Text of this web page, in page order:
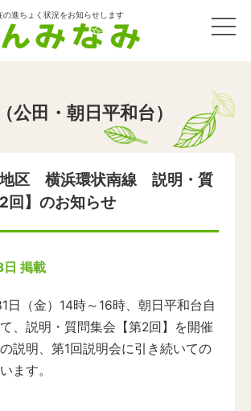
の進ちょく状況をお知らせします
公田・朝日平和台）
地区 横浜環状南線 説明・質
回】のお知らせ
日 掲載
日（金）14時～16時、朝日平和台自
、説明・質問集会【第2回】を開催
説明、第1回説明会に引き続いての
ます。